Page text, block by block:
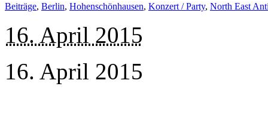
Beiträge, Berlin, Hohenschönhausen, Konzert / Party, North East
16. April 2015
16. April 2015